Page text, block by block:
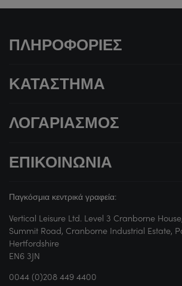
ΠΛΗΡΟΦΟΡΊΕΣ
ΚΑΤΆΣΤΗΜΑ
ΛΟΓΑΡΙΑΣΜΌΣ
ΕΠΙΚΟΙΝΩΝΊΑ
Παγκόσμια κεντρικά γραφεία:
Vertical Leisure Ltd. Level 3 Cranborne House,
Summit Road, Cranborne Industrial Estate,
Hertfordshire
EN6 3JN
0044 (0)208 449 4400